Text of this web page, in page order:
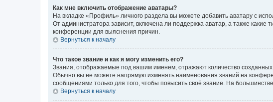
Как мне включить отображение аватары?
На вкладке «Профиль» личного раздела вы можете добавить аватару с
От администратора зависит, включена ли поддержка аватар, а также
конференции для выяснения причин.
Вернуться к началу
Что такое звание и как я могу изменить его?
Звания, отображаемые под вашим именем, отражают количество
Обычно вы не можете напрямую изменять наименования званий на
сообщениями только для того, чтобы повысить своё звание. На
Вернуться к началу